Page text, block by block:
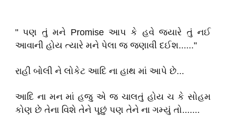
" પણ તું મને Promise આપ કે હવે જયારે તું નઈ
આવાની હોય ત્યારે મને પેલા જ જણાવી દઈશ......"
રાહી બોલી ને લોકેટ આદિ ના હાથ માં આપે છે...
આદિ ના મન માં હજુ એ જ ચાલતું હોય ચ કે સોહમ
કોણ છે તેના વિશે તેને પૂછું પણ તેને ના ગમ્યું તો.......